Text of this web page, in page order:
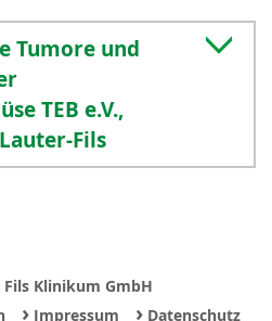
Tumore und
TEB e.V.,
Fils
Klinikum GmbH
›Impressum ›Datenschutz